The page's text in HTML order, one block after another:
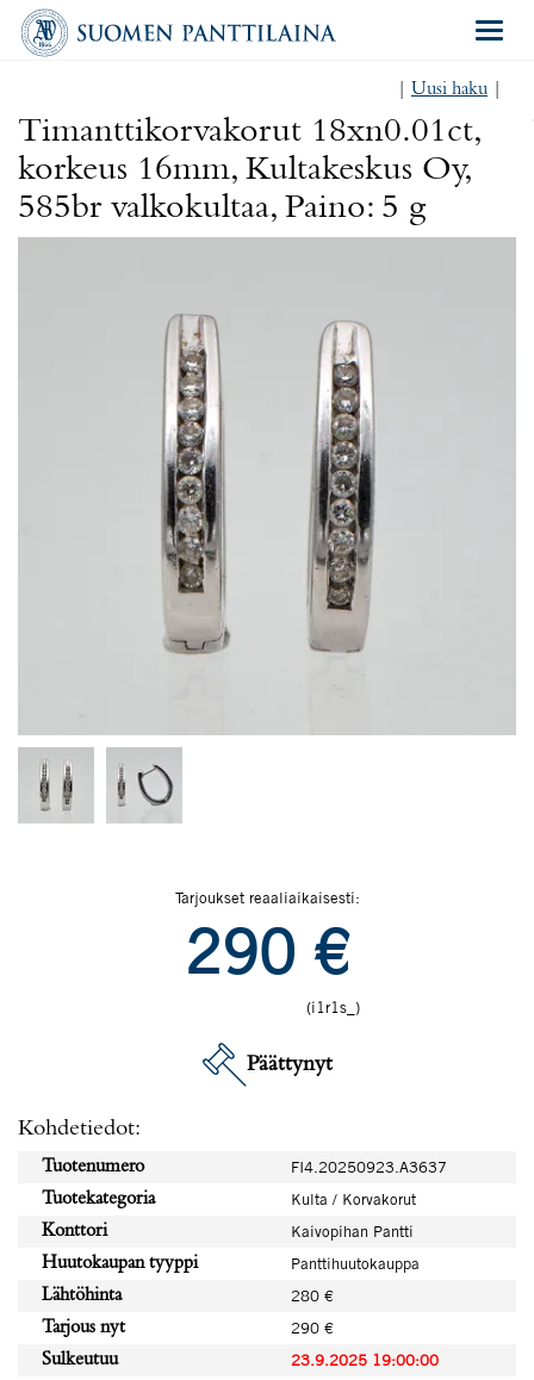
Uusi haku
Timanttikorvakorut 18xn0.01ct,
korkeus 16mm, Kultakeskus Oy,
585br valkokultaa, Paino: 5 g
Tarjoukset reaaliaikaisesti:
290 €
(i1r1s_)
Päättynyt
Kohdetiedot:
Tuotenumero
FI4.20250923.A3637
Tuotekategoria
Kulta / Korvakorut
Konttori
Kaivopihan Pantti
Huutokaupan tyyppi
Panttihuutokauppa
Lähtöhinta
280 €
Tarjous nyt
290 €
Sulkeutuu
23.9.2025 19:00:00